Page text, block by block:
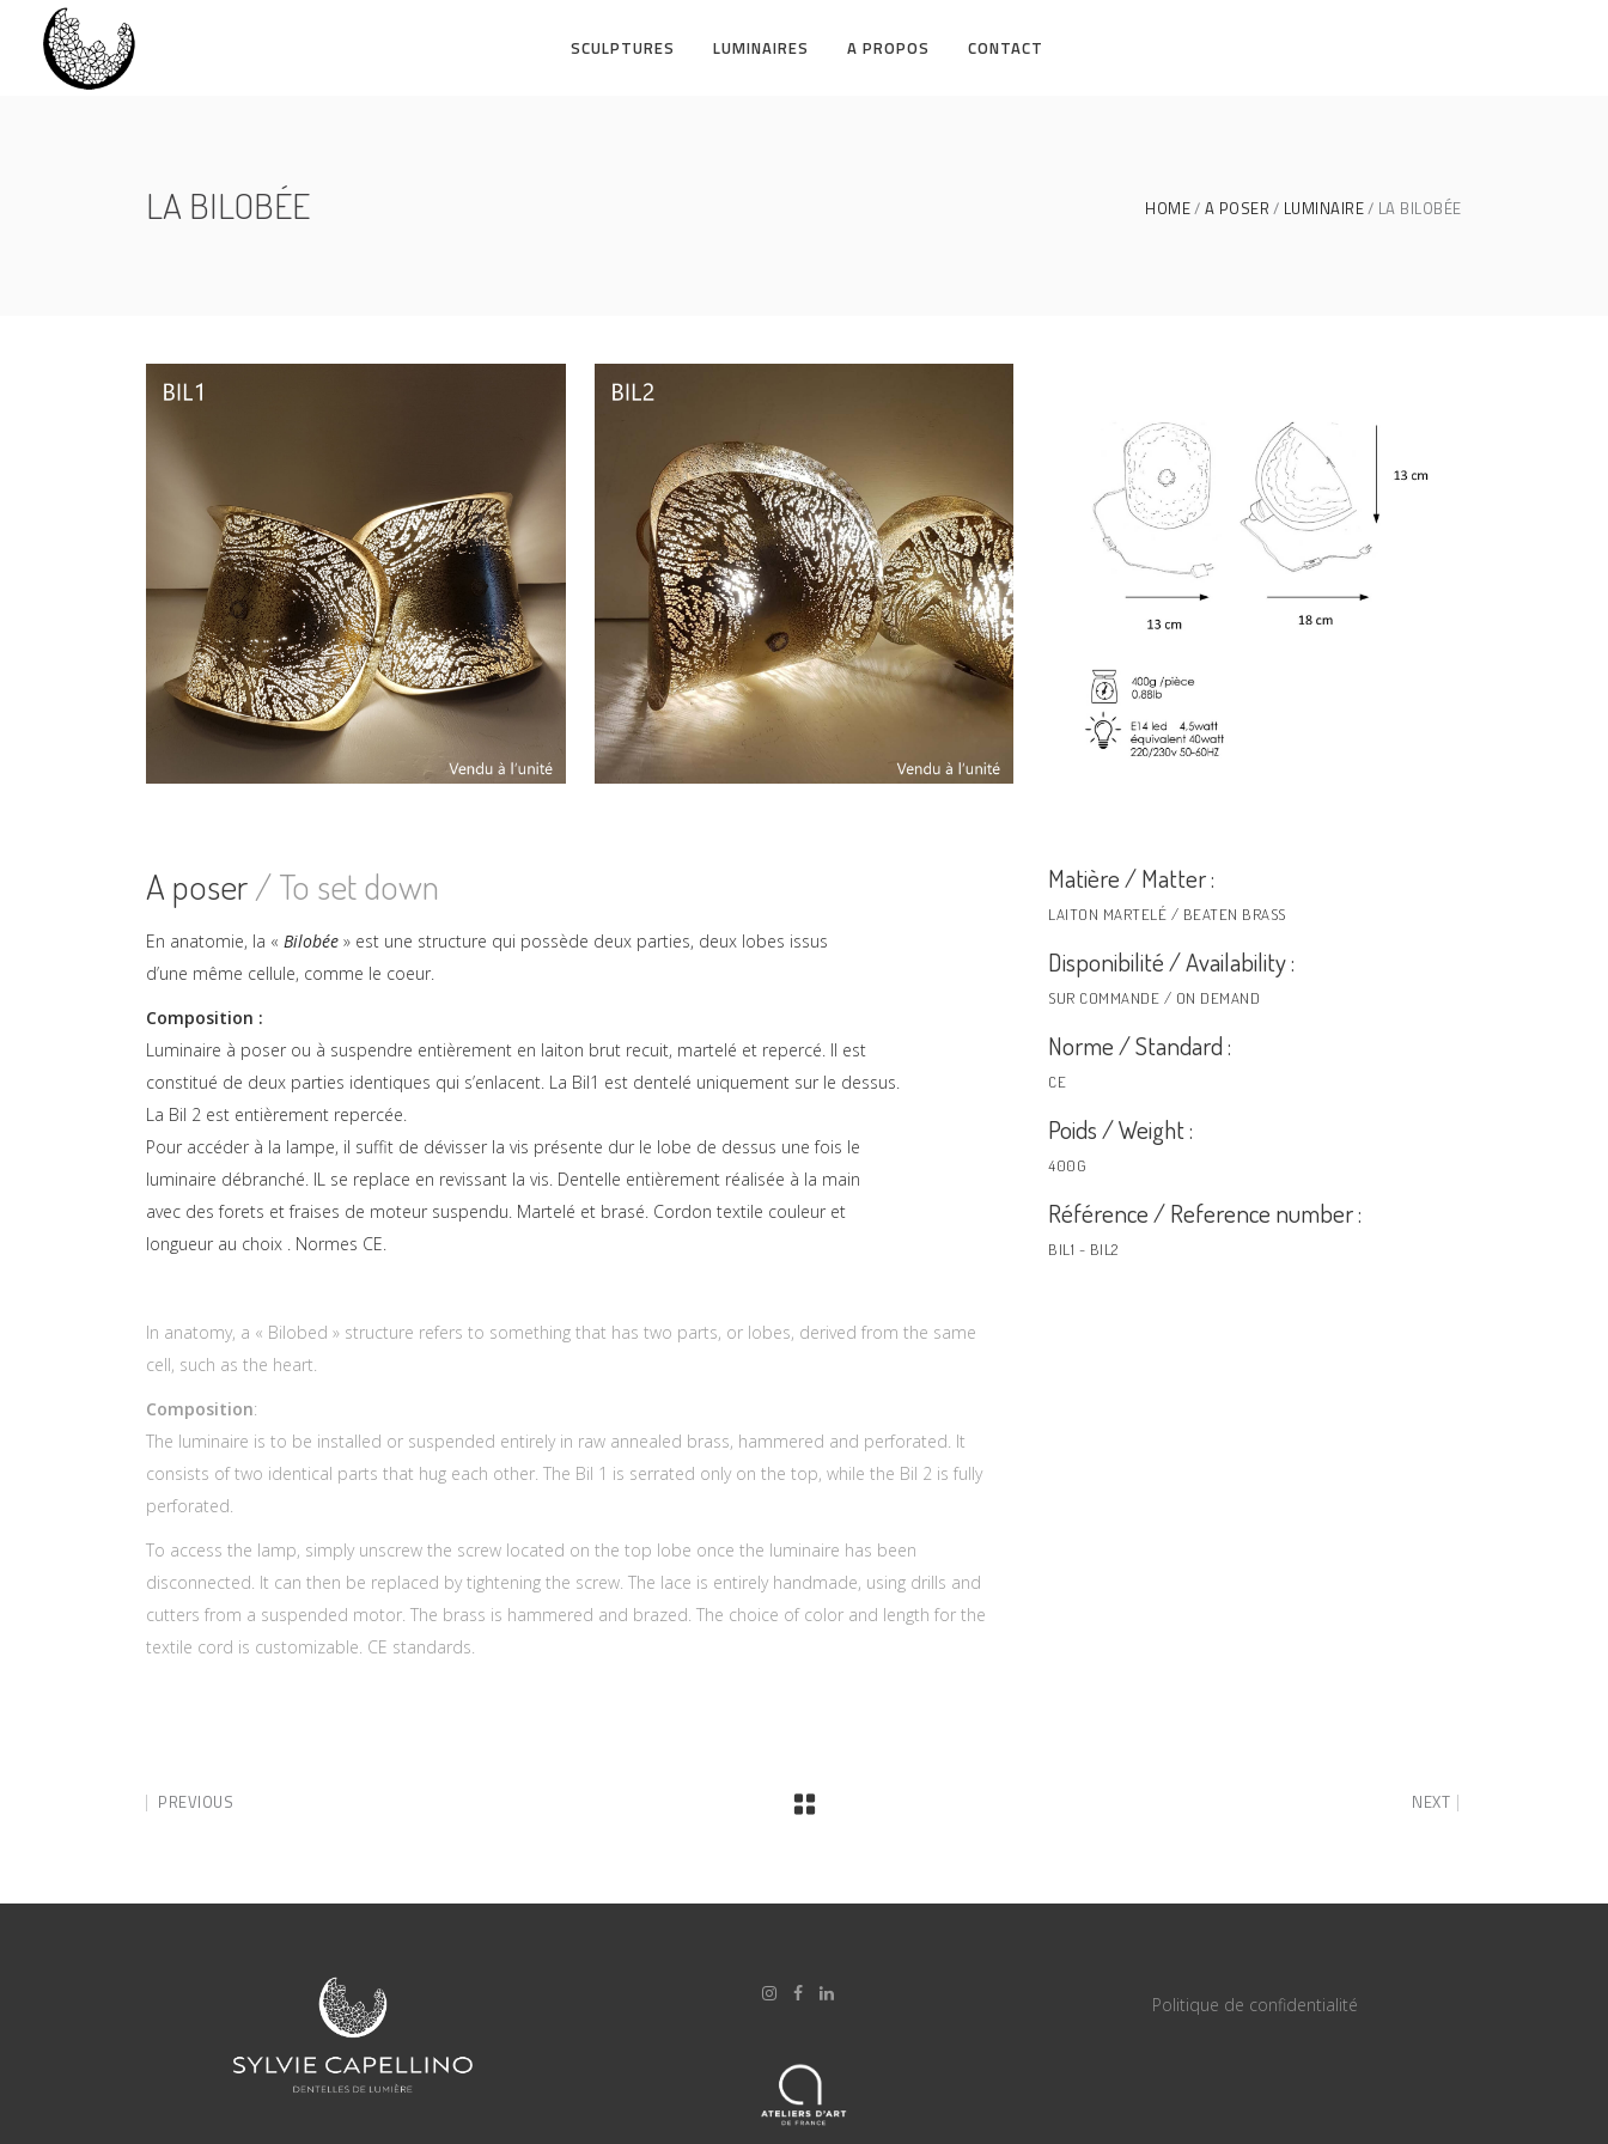
SCULPTURES LUMINAIRES A PROPOS CONTACT
LA BILOBÉE HOME A POSER LUMINAIRE LA BILOBÉE
A poser/ To set down
En anatomie, la « Bilobée » est une structure qui possède deux parties, deux lobes issus
d’une même cellule, comme le coeur.
Composition :
Luminaire à poser ou à suspendre entièrement en laiton brut recuit, martelé et repercé. Il est
constitué de deux parties identiques qui s’enlacent. La Bil1 est dentelé uniquement sur le dessus.
La Bil 2 est entièrement repercée.
Pour accéder à la lampe, il suffit de dévisser la vis présente dur le lobe de dessus une fois le
luminaire débranché. IL se replace en revissant la vis. Dentelle entièrement réalisée à la main
avec des forets et fraises de moteur suspendu. Martelé et brasé. Cordon textile couleur et
longueur au choix . Normes CE.
In anatomy, a « Bilobed » structure refers to something that has two parts, or lobes, derived from the same
cell, such as the heart.
Composition:
The luminaire is to be installed or suspended entirely in raw annealed brass, hammered and perforated. It
consists of two identical parts that hug each other. The Bil 1 is serrated only on the top, while the Bil 2 is fully
perforated.
To access the lamp, simply unscrew the screw located on the top lobe once the luminaire has been
disconnected. It can then be replaced by tightening the screw. The lace is entirely handmade, using drills and
cutters from a suspended motor. The brass is hammered and brazed. The choice of color and length for the
textile cord is customizable. CE standards.
Matière / Matter :
LAITON MARTELÉ / BEATEN BRASS
Disponibilité / Availability :
SUR COMMANDE / ON DEMAND
Norme / Standard :
CE
Poids / Weight :
400G
Référence / Reference number :
BIL1 - BIL2
PREVIOUS NEXT
Politique de confidentialité